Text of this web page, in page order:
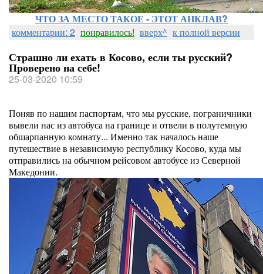
ЧТО ЗА МЕСТО ТАКОЕ - ЭТОТ АНКЛАВ?
комментарии: 2 понравилось! вверх^ к полной версии
Страшно ли ехать в Косово, если ты русский?
Проверено на себе!
25-03-2020 10:59
Поняв по нашим паспортам, что мы русские, пограничники
вывели нас из автобуса на границе и отвели в полутемную
обшарпанную комнату... Именно так началось наше
путешествие в независимую республику Косово, куда мы
отправились на обычном рейсовом автобусе из Северной
Македонии.